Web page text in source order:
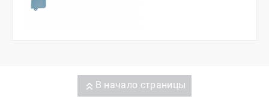
В начало страницы